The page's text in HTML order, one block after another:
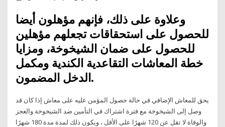
وعلاوة على ذلك، فإنهم مؤهلون أيضا
للحصول على استحقاقات تجعلهم مؤهلين
للحصول على ضمان الشيخوخة، ومزايا
خطة المعاشات التقاعدية الكندية ومكمل
الدخل المضمون.
يحق للمعاش الإضافي في حالة حصول المؤمن عليه على معاش إذا كان قد
وصل إلى الشيخوخة مع فترة اشتراك في التأمين ضد الشيخوخة والعجز
والوفاة لا تقل عن 120 شهرًا على الأقل ، ويكون ذلك لمدة مدة 180 شهرًا